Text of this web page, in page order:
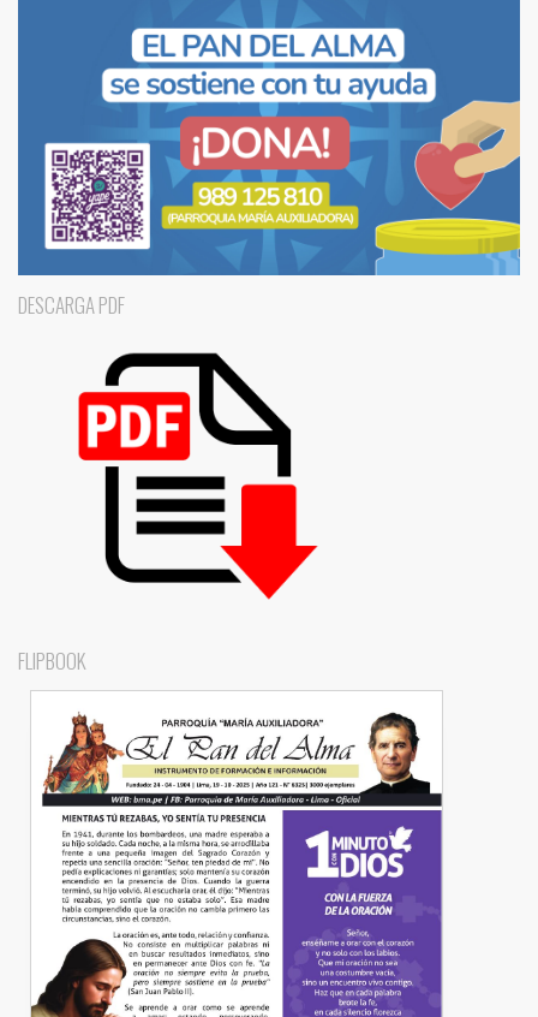
DESCARGA PDF
FLIPBOOK